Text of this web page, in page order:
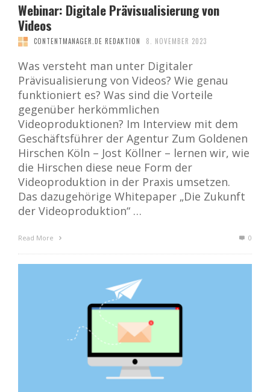
Webinar: Digitale Prävisualisierung von
Videos
CONTENTMANAGER.DE REDAKTION 8. NOVEMBER 2023
Was versteht man unter Digitaler
Prävisualisierung von Videos? Wie genau
funktioniert es? Was sind die Vorteile
gegenüber herkömmlichen
Videoproduktionen? Im Interview mit dem
Geschäftsführer der Agentur Zum Goldenen
Hirschen Köln – Jost Köllner – lernen wir, wie
die Hirschen diese neue Form der
Videoproduktion in der Praxis umsetzen.
Das dazugehörige Whitepaper „Die Zukunft
der Videoproduktion“ …
Read More 0